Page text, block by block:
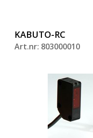
KABUTO-RC
Art.nr: 803000010